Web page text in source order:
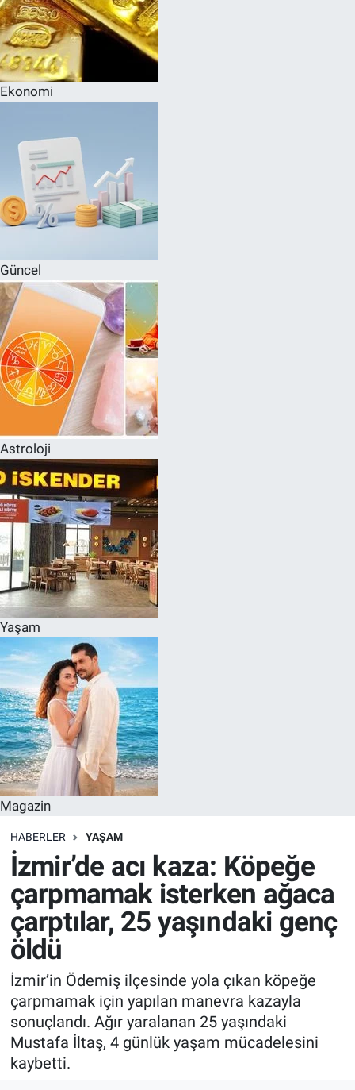
Ekonomi
Güncel
Astroloji
Yaşam
Magazin
HABERLER YAŞAM
İzmir’de acı kaza: Köpeğe
çarpmamak isterken ağaca
çarptılar, 25 yaşındaki genç
öldü
İzmir’in Ödemiş ilçesinde yola çıkan köpeğe
çarpmamak için yapılan manevra kazayla
sonuçlandı. Ağır yaralanan 25 yaşındaki
Mustafa İltaş, 4 günlük yaşam mücadelesini
kaybetti.